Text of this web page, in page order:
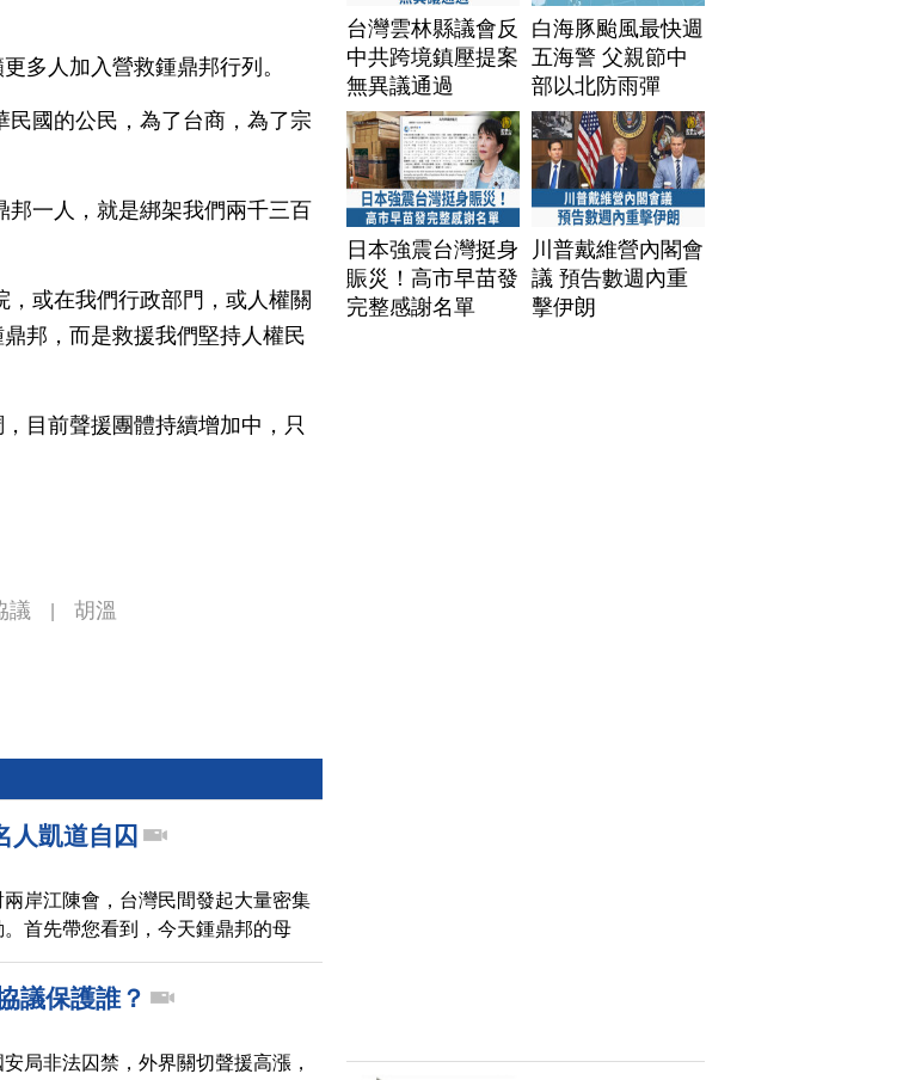
多人加入營救鍾鼎邦行列。
國的公民，為了台商，為了宗
一人，就是綁架我們兩千三百
或在我們行政部門，或人權關
邦，而是救援我們堅持人權民
目前聲援團體持續增加中，只
議 胡溫
人凱道自囚
岸江陳會，台灣民間發起大量密集
首先帶您看到，今天鍾鼎邦的母
上，以自囚的方式，嚴正呼籲總統
、作家與紀錄片導演也到場聲援，
希望馬總統正視民意，立即表態，
議保護誰？
局非法囚禁，外界關切聲援高漲，
台灣雲林縣議會反
中共跨境鎮壓提案
無異議通過
白海豚颱風最快週
五海警 父親節中
部以北防雨彈
日本強震台灣挺身
賑災！高市早苗發
完整感謝名單
川普戴維營內閣會
議 預告數週內重
擊伊朗